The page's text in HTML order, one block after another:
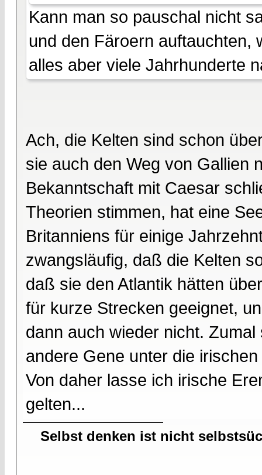
Kann man so pauschal nicht
und den Färoern auftauchten,
alles aber viele Jahrhunderte
Ach, die Kelten sind schon
sie auch den Weg von Gallien
Bekanntschaft mit Caesar
Theorien stimmen, hat eine
Britanniens für einige
zwangsläufig, daß die Kelten
daß sie den Atlantik hätten
für kurze Strecken geeignet,
dann auch wieder nicht.
andere Gene unter die
Von daher lasse ich irische
gelten...
Selbst denken ist nicht